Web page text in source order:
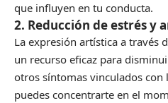
que influyen en tu conducta.
2. Reducción de estrés y
La expresión artística a través
un recurso eficaz para
otros síntomas vinculados con
puedes concentrarte en el